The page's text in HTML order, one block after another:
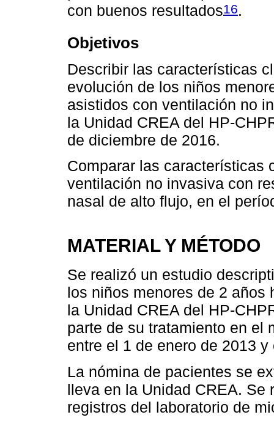
con buenos resultados16.
Objetivos
Describir las características
evolución de los niños
asistidos con ventilación no
la Unidad CREA del HP-
de diciembre de 2016.
Comparar las características
ventilación no invasiva con
nasal de alto flujo, en el
MATERIAL Y MÉTODO
Se realizó un estudio
los niños menores de 2 años
la Unidad CREA del HP-
parte de su tratamiento en el
entre el 1 de enero de 2013
La nómina de pacientes se
lleva en la Unidad CREA.
registros del laboratorio de